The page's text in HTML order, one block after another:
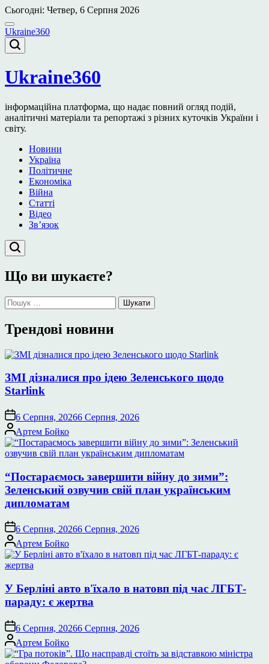
Перейти
до
вмісту
Сьогодні: Четвер, 6 Серпня 2026
Ukraine360
Ukraine360
інформаційна платформа, що надає повний огляд подій,
аналітичні матеріали та репортажі з різних куточків України і
світу.
Новини
Україна
Політичне
Економіка
Війна
Статті
Відео
Зв’язок
Що ви шукаєте?
Пошук:
Трендові новини
ЗМІ дізналися про ідею Зеленського щодо
Starlink
6 Серпня, 20266 Серпня, 2026
Опубліковано
Артем Бойко
“Постараємось завершити війну до зими”:
Зеленський озвучив свій план українським
дипломатам
6 Серпня, 20266 Серпня, 2026
Опубліковано
Артем Бойко
У Берліні авто в'їхало в натовп під час ЛГБТ-
параду: є жертва
6 Серпня, 20266 Серпня, 2026
Опубліковано
Артем Бойко